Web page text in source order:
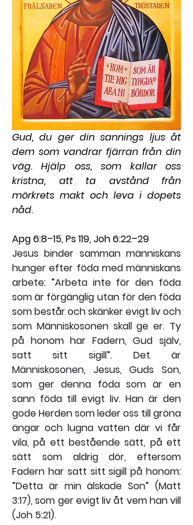
Gud, du ger din sannings ljus åt
dem som vandrar fjärran från din
väg. Hjälp oss, som kallar oss
kristna, att ta avstånd från
mörkrets makt och leva i dopets
nåd.
Apg 6:8–15, Ps 119, Joh 6:22–29
Jesus binder samman människans
hunger efter föda med människans
arbete: ”Arbeta inte för den föda
som är förgänglig utan för den föda
som består och skänker evigt liv och
som Människosonen skall ge er. Ty
på honom har Fadern, Gud själv,
satt sitt sigill”. Det är
Människosonen, Jesus, Guds Son,
som ger denna föda som är en
sann föda till evigt liv. Han är den
gode Herden som leder oss till gröna
ängar och lugna vatten där vi får
vila, på ett bestående sätt, på ett
sätt som aldrig dör, eftersom
Fadern har satt sitt sigill på honom:
”Detta är min älskade Son” (Matt
3:17), som ger evigt liv åt vem han vill
(Joh 5:21).